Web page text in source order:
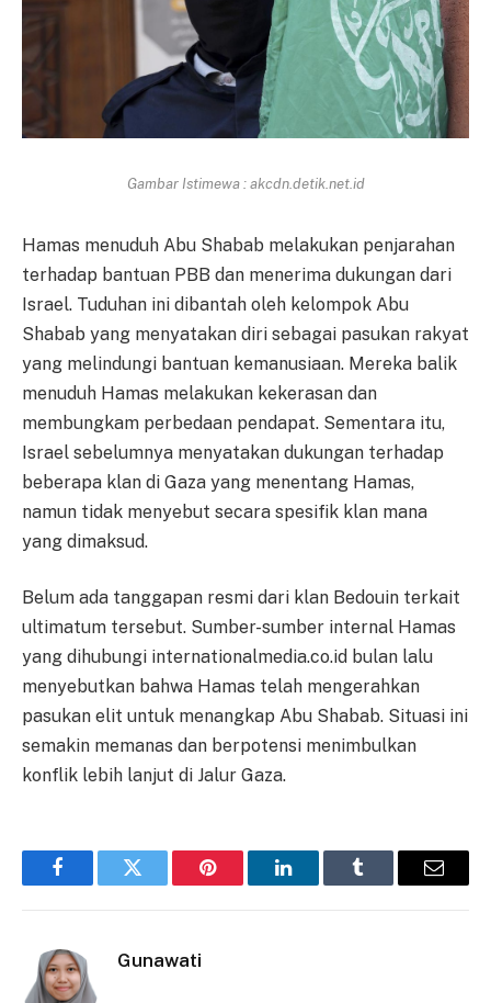
Gambar Istimewa : akcdn.detik.net.id
Hamas menuduh Abu Shabab melakukan penjarahan
terhadap bantuan PBB dan menerima dukungan dari
Israel. Tuduhan ini dibantah oleh kelompok Abu
Shabab yang menyatakan diri sebagai pasukan rakyat
yang melindungi bantuan kemanusiaan. Mereka balik
menuduh Hamas melakukan kekerasan dan
membungkam perbedaan pendapat. Sementara itu,
Israel sebelumnya menyatakan dukungan terhadap
beberapa klan di Gaza yang menentang Hamas,
namun tidak menyebut secara spesifik klan mana
yang dimaksud.
Belum ada tanggapan resmi dari klan Bedouin terkait
ultimatum tersebut. Sumber-sumber internal Hamas
yang dihubungi internationalmedia.co.id bulan lalu
menyebutkan bahwa Hamas telah mengerahkan
pasukan elit untuk menangkap Abu Shabab. Situasi ini
semakin memanas dan berpotensi menimbulkan
konflik lebih lanjut di Jalur Gaza.
FacebookTwitter Pinterest LinkedInTumblr Email
Gunawati